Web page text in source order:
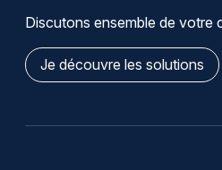
Discutons ensemble de votre
Je découvre les solutions